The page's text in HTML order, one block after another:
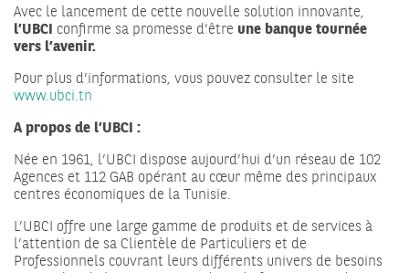
Avec le lancement de cette nouvelle solution innovante,
l’UBCI confirme sa promesse d’être une banque tournée
vers l’avenir.
Pour plus d’informations, vous pouvez consulter le site
www.ubci.tn
A propos de l’UBCI :
Née en 1961, l’UBCI dispose aujourd’hui d’un réseau de 102
Agences et 112 GAB opérant au cœur même des principaux
centres économiques de la Tunisie.
L’UBCI offre une large gamme de produits et de services à
l’attention de sa Clientèle de Particuliers et de
Professionnels couvrant leurs différents univers de besoins